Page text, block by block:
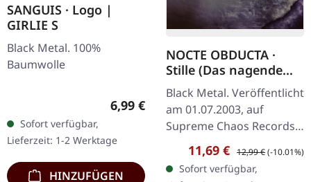
SANGUIS · Logo |
GIRLIE S
Black Metal. 100%
Baumwolle
Regulärer Preis:
6,99 €
Sofort verfügbar,
Lieferzeit: 1-2 Werktage
HINZUFÜGEN
NOCTE OBDUCTA ·
Stille (Das nagende
Schweigen) | CD
Black Metal. Veröffentlicht
am 01.07.2003, auf
Supreme Chaos Records.
CD im Jewelcase. Mit
"Stille (Das nagende
Schweigen)" zeigen sich
Verkaufspreis:
11,69 € Regulärer Preis:
12,99 €(-10.01%)
Sofort verfügbar,